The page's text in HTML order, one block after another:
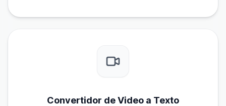
Convertidor de Video a Texto